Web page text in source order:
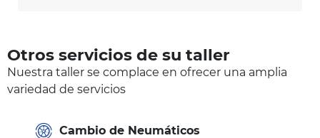
Otros servicios de su taller
Nuestra taller se complace en ofrecer una amplia
variedad de servicios
Cambio de Neumáticos